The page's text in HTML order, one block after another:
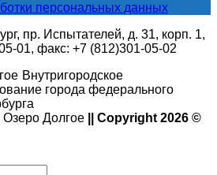
персональных данных
пр. Испытателей, д. 31, корп. 1,
01, факс: +7 (812)301-05-02
Внутригородское
города федерального
Озеро Долгое
|| Copyright 2026 ©